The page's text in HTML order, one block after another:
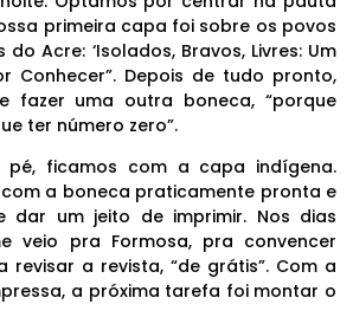
primeira capa foi sobre os povos
Acre: ‘Isolados, Bravos, Livres: Um
Conhecer”. Depois de tudo pronto,
fazer uma outra boneca, “porque
ter número zero”.
pé, ficamos com a capa indígena.
a boneca praticamente pronta e
dar um jeito de imprimir. Nos dias
veio pra Formosa, pra convencer
revisar a revista, “de grátis”. Com a
a próxima tarefa foi montar o